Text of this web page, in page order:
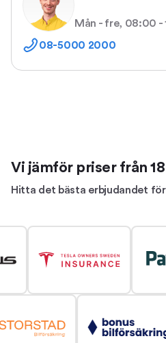
Mån - fre, 08:00 -
08-5000 2000
Vi jämför priser från
Hitta det bästa erbjudandet